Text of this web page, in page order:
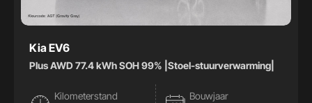
Kia EV6
Plus AWD 77.4 kWh SOH 99% |Stoel-stuurverwarming|
Kilometerstand
Bouwjaar